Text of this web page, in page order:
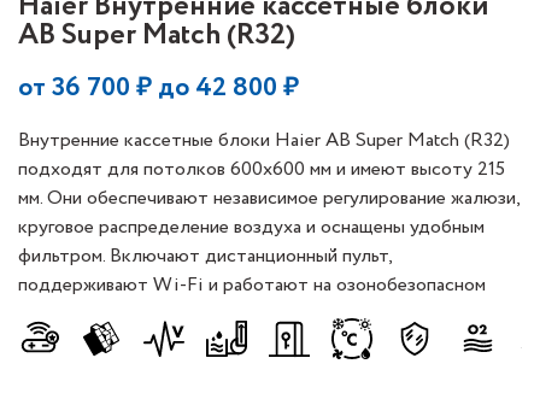
AB Super Match (R32)
от36 700₽ до42 800₽
Внутренние кассетные блоки Haier AB Super Match (R32)
подходят для потолков 600x600 мм и имеют высоту 215
мм. Они обеспечивают независимое регулирование жалюзи,
круговое распределение воздуха и оснащены удобным
фильтром. Включают дистанционный пульт,
поддерживают Wi-Fi и работают на озонобезопасном
хладагенте R32.